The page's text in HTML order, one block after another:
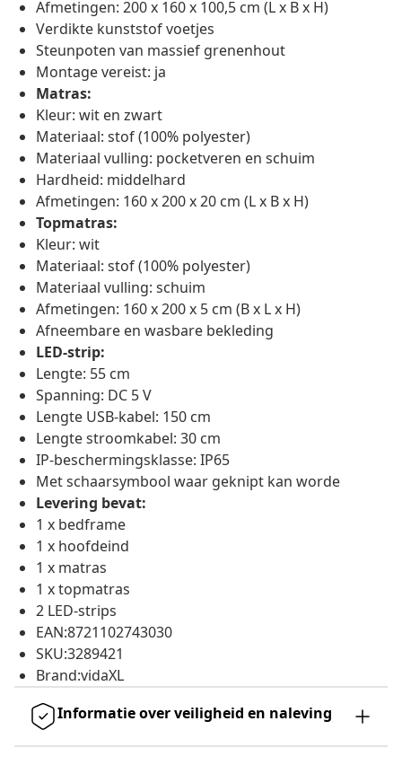
Afmetingen: 200 x 160 x 100,5 cm (L x B x H)
Verdikte kunststof voetjes
Steunpoten van massief grenenhout
Montage vereist: ja
Matras:
Kleur: wit en zwart
Materiaal: stof (100% polyester)
Materiaal vulling: pocketveren en schuim
Hardheid: middelhard
Afmetingen: 160 x 200 x 20 cm (L x B x H)
Topmatras:
Kleur: wit
Materiaal: stof (100% polyester)
Materiaal vulling: schuim
Afmetingen: 160 x 200 x 5 cm (B x L x H)
Afneembare en wasbare bekleding
LED-strip:
Lengte: 55 cm
Spanning: DC 5 V
Lengte USB-kabel: 150 cm
Lengte stroomkabel: 30 cm
IP-beschermingsklasse: IP65
Met schaarsymbool waar geknipt kan worde
Levering bevat:
1 x bedframe
1 x hoofdeind
1 x matras
1 x topmatras
2 LED-strips
EAN:8721102743030
SKU:3289421
Brand:vidaXL
Informatie over veiligheid en naleving